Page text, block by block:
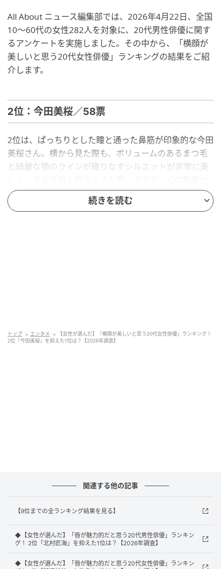
All About ニュース編集部では、2026年4月22日、全国
10〜60代の女性282人を対象に、20代男性俳優に関す
るアンケートを実施しました。その中から、「横顔が
美しいと思う20代女性俳優」ランキングの結果をご紹
介します。
2位：今田美桜／58票
2位は、ぱっちりとした瞳と通った鼻筋が印象的な今田
美桜さん。横から見た際も、ボリュームのあるまつ毛
と綺麗な顎のラインが織りなすシルエットが非常に美
らカメラを向けられても映えるそのビジュアルは、ま
さに「全方位美人」と言えます。
「あんぱんでの演技の時横顔がきれいだと思った」
おり、クールさと優雅さが同居したその横顔は、見る
者を圧倒する気品を放っています。
回答者コメント
続きを読む
トップ エンタメ
【女性が選んだ】「横顔が美しいと思う20代女性俳優」ランキング！
2位「今田美桜」を抑えた1位は？【2026年調査】
関連する他の記事
【9位までの全ランキング結果を見る】
◆【女性が選んだ】「唇が魅力的だと思う20代男性俳優」ランキン
グ！ 2位「北村匠海」を抑えた1位は？【2026年調査】
◆【女性が選んだ】「唇が魅力的だと思う20代女性俳優」ランキン